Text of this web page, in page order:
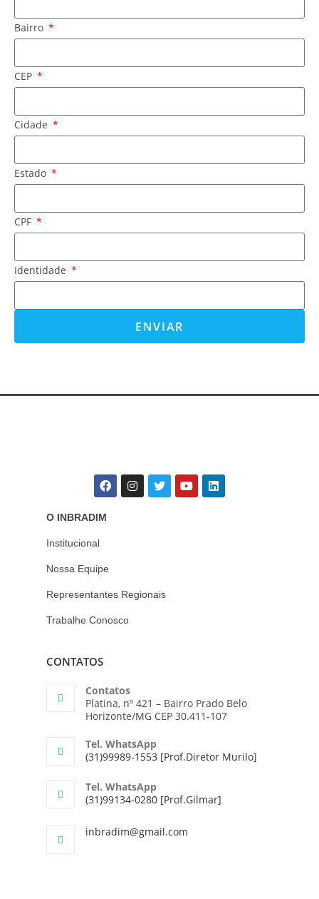
Bairro
CEP
Cidade
Estado
CPF
Identidade
ENVIAR
O INBRADIM
Institucional
Nossa Equipe
Representantes Regionais
Trabalhe Conosco
CONTATOS
Contatos
Platina, nº 421 – Bairro Prado Belo
Horizonte/MG CEP 30.411-107
Tel. WhatsApp
(31)99989-1553 [Prof.Diretor Murilo]
Tel. WhatsApp
(31)99134-0280 [Prof.Gilmar]
inbradim@gmail.com